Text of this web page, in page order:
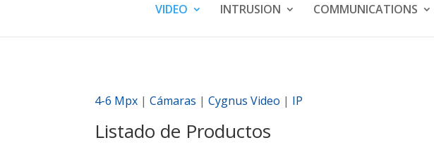
VIDEO INTRUSION COMMUNICATIONS
4-6 Mpx |Cámaras |Cygnus Video | IP
Listado de Productos